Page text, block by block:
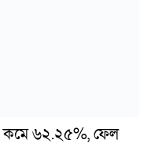
কমে ৬২.২৫%, ফেল